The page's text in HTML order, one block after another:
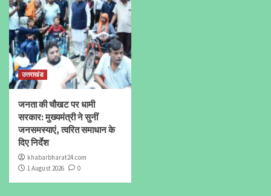
उत्तराखंड
जनता की चौखट पर धामी
सरकार: मुख्यमंत्री ने सुनीं
जनसमस्याएं, त्वरित समाधान के
दिए निर्देश
khabarbharat24.com
1 August 2026
0